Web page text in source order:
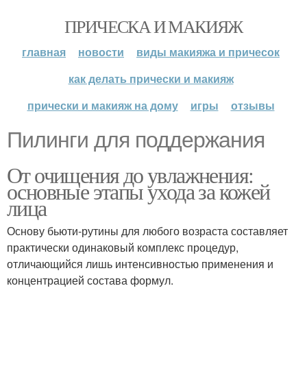
ПРИЧЕСКА И МАКИЯЖ
главная новости
виды макияжа и причесок
как делать прически и макияж
прически и макияж на дому
игры отзывы
Пилинги для поддержания
От очищения до увлажнения:
основные этапы ухода за кожей
лица
Основу бьюти-рутины для любого возраста составляет
практически одинаковый комплекс процедур,
отличающийся лишь интенсивностью применения и
концентрацией состава формул.